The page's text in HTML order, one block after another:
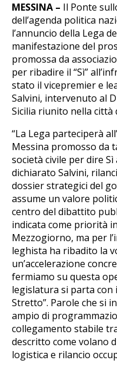
MESSINA – Il Ponte
dell’agenda politica
l’annuncio della Lega
manifestazione del
promossa da
per ribadire il “Sì”
stato il vicepremier e
Salvini, intervenuto al
Sicilia riunito nella città
“La Lega parteciperà
Messina promosso da
società civile per dire Sì
dichiarato Salvini,
dossier strategici del
assume un valore
centro del dibattito
indicata come priorità
Mezzogiorno, ma per
leghista ha ribadito la
un’accelerazione
fermiamo su questa
legislatura si parta
Stretto”. Parole che si
ampio di
collegamento stabile
descritto come volano
logistica e rilancio